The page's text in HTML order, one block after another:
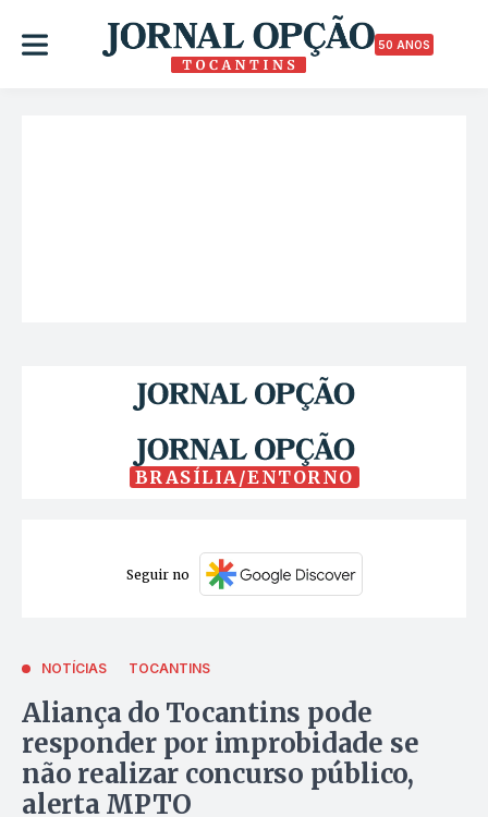
50 ANOS
BRASÍLIA/ENTORNO
Seguir no
NOTÍCIAS TOCANTINS
Aliança do Tocantins pode
responder por improbidade se
não realizar concurso público,
alerta MPTO